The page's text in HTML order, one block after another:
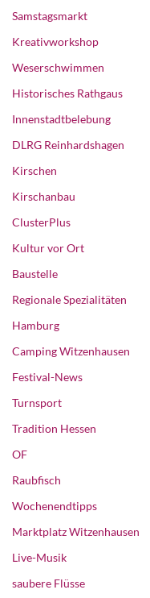
Samstagsmarkt
Kreativworkshop
Weserschwimmen
Historisches Rathgaus
Innenstadtbelebung
DLRG Reinhardshagen
Kirschen
Kirschanbau
ClusterPlus
Kultur vor Ort
Baustelle
Regionale Spezialitäten
Hamburg
Camping Witzenhausen
Festival-News
Turnsport
Tradition Hessen
OF
Raubfisch
Wochenendtipps
Marktplatz Witzenhausen
Live-Musik
saubere Flüsse